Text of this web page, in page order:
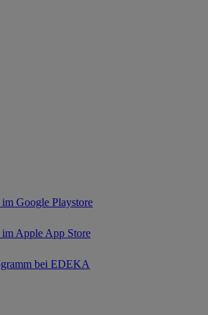
Google Playstore
Apple App Store
bei EDEKA